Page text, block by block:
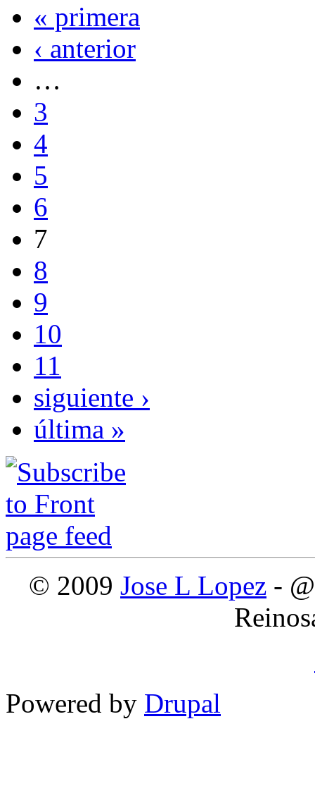
« primera
‹ anterior
…
3
4
5
6
7
8
9
10
11
siguiente ›
última »
© 2009 Jose L Lopez -
Powered by Drupal